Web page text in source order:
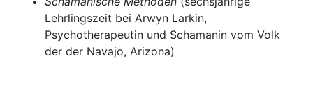
Lehrlingszeit bei Arwyn Larkin,
Psychotherapeutin und Schamanin vom Volk
der der Navajo, Arizona)